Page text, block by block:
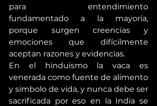
para entendimiento
fundamentado a la mayoría,
porque surgen creencias y
emociones que difícilmente
aceptan razones y evidencias.
En el hinduismo la vaca es
venerada como fuente de alimento
y símbolo de vida, y nunca debe ser
sacrificada por eso en la India se